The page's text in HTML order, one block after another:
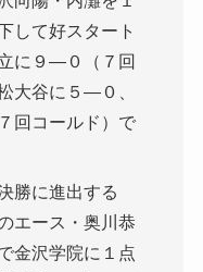
して好スタート
に９―０（７回
大谷に５―０、
回コールド）で
勝に進出する
エース・奥川恭
金沢学院に１点